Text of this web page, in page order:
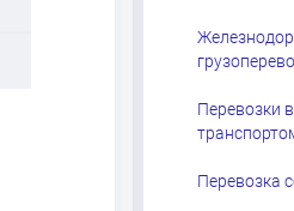
Перевозки
Перевозка